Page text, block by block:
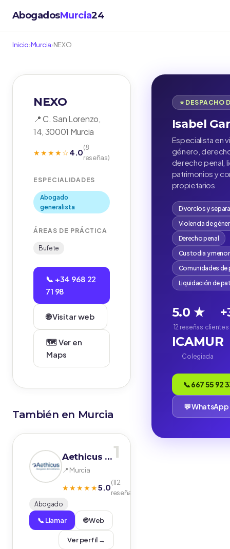
AbogadosMurcia24
Inicio›Murcia›NEXO
NEXO
📍 C. San Lorenzo,
14, 30001 Murcia
★★★★☆4.0(8
reseñas)
ESPECIALIDADES
Abogado
generalista
ÁREAS DE PRÁCTICA
Bufete
📞 +34 968 22
71 98
🌐 Visitar web
🗺️ Ver en
Maps
También en Murcia
1
Aethicus Abogados
📍 Murcia
★★★★★5.0(112
reseñas)
Abogado
📞 Llamar 🌐 Web
Ver perfil →
⭐ DESPACHO
Isabel
Especialista en
género,
derecho penal,
patrimonios y
propietarios
Divorcios y
Violencia de
Derecho penal
Custodia y
Comunidades
Liquidación de
5.0 ★
12 reseñas
ICAMUR
Colegiada
📞 667 55 92
💬 WhatsApp